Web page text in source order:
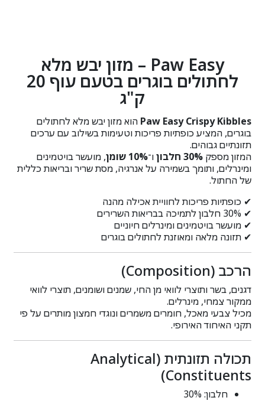
Paw Easy – מזון יבש מלא
לחתולים בוגרים בטעם עוף 20
ק"ג
Paw Easy Crispy Kibbles הוא מזון יבש מלא לחתולים
בוגרים, המציע כופתיות פריכות וטעימות בשילוב עם ערכים
תזונתיים גבוהים.
המזון מספק30% חלבון ו־10% שומן
, מועשר בויטמינים
ומינרלים, ותומך בשמירה על אנרגיה, מסת שריר ובריאות כללית
של החתול.
✔ כופתיות פריכות לחוויית אכילה מהנה
✔ 30% חלבון לתמיכה בבריאות השרירים
✔ מועשר בויטמינים ומינרלים חיוניים
✔ תזונה מלאה ומאוזנת לחתולים בוגרים
הרכב (Composition)
דגנים, בשר ותוצרי לוואי מן החי, שמנים ושומנים, תוצרי לוואי
ממקור צמחי, מינרלים.
מכיל צבעי מאכל, חומרים משמרים ונוגדי חמצון מותרים על פי
תקני האיחוד האירופי.
תכולה תזונתית (Analytical
Constituents)
חלבון: 30%